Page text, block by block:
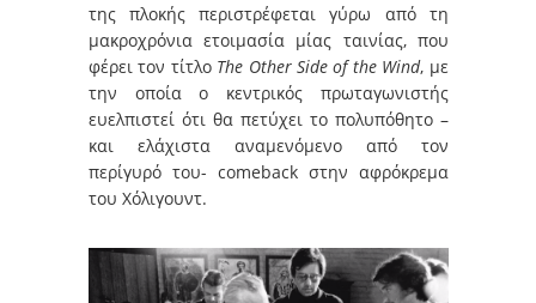
της πλοκής περιστρέφεται γύρω από τη
μακροχρόνια ετοιμασία μίας ταινίας, που
φέρει τον τίτλο The Other Side of the Wind, με
την οποία ο κεντρικός πρωταγωνιστής
ευελπιστεί ότι θα πετύχει το πολυπόθητο –
και ελάχιστα αναμενόμενο από τον
περίγυρό του- comeback στην αφρόκρεμα
του Χόλιγουντ.